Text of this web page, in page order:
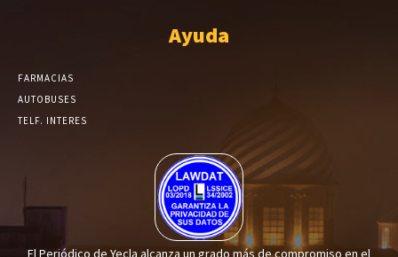
Ayuda
FARMACIAS
AUTOBUSES
TELF. INTERES
El Periódico de Yecla alcanza un grado más de compromiso en el